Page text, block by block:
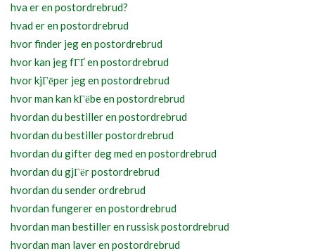
hva er en postordrebrud?
hvad er en postordrebrud
hvor finder jeg en postordrebrud
hvor kan jeg fГҐ en postordrebrud
hvor kjГёper jeg en postordrebrud
hvor man kan kГёbe en postordrebrud
hvordan du bestiller en postordrebrud
hvordan du bestiller postordrebrud
hvordan du gifter deg med en postordrebrud
hvordan du gjГёr postordrebrud
hvordan du sender ordrebrud
hvordan fungerer en postordrebrud
hvordan man bestiller en russisk postordrebrud
hvordan man laver en postordrebrud